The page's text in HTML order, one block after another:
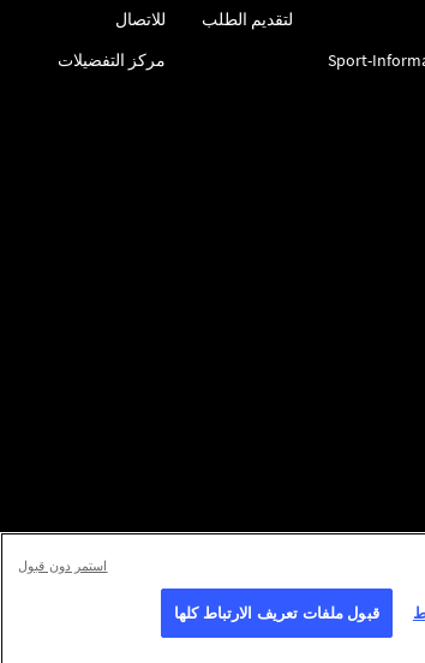
Sport-
لتقديم الطلب
للاتصال
مركز التفضيلات
قبول ملفات تعريف الارتباط كلها
استمر دون قبول